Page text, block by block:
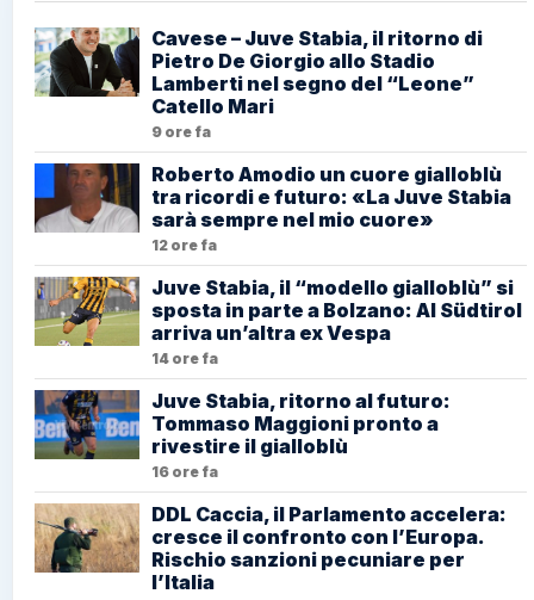
Cavese – Juve Stabia, il ritorno di
Pietro De Giorgio allo Stadio
Lamberti nel segno del “Leone”
Catello Mari
9 ore fa
Roberto Amodio un cuore gialloblù
tra ricordi e futuro: «La Juve Stabia
sarà sempre nel mio cuore»
12 ore fa
Juve Stabia, il “modello gialloblù” si
sposta in parte a Bolzano: Al Südtirol
arriva un’altra ex Vespa
14 ore fa
Juve Stabia, ritorno al futuro:
Tommaso Maggioni pronto a
rivestire il gialloblù
16 ore fa
DDL Caccia, il Parlamento accelera:
cresce il confronto con l’Europa.
Rischio sanzioni pecuniare per
l’Italia